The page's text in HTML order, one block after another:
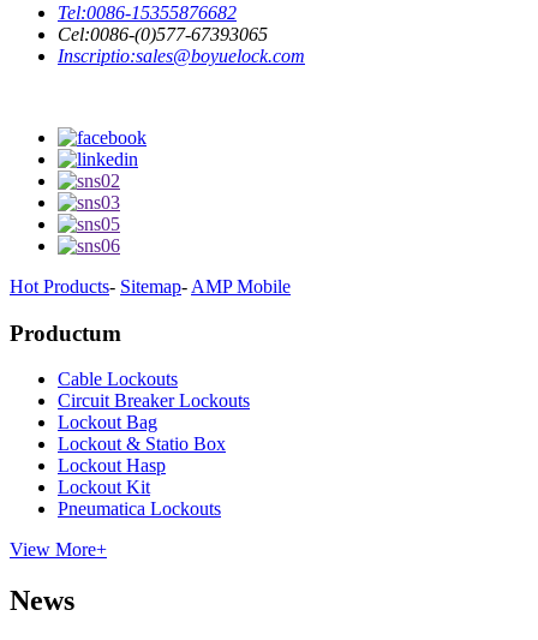
Tel:0086-15355876682
Cel:0086-(0)577-67393065
Inscriptio:sales@boyuelock.com
Hot Products- Sitemap- AMP Mobile
Productum
Cable Lockouts
Circuit Breaker Lockouts
Lockout Bag
Lockout & Statio Box
Lockout Hasp
Lockout Kit
Pneumatica Lockouts
View More+
News